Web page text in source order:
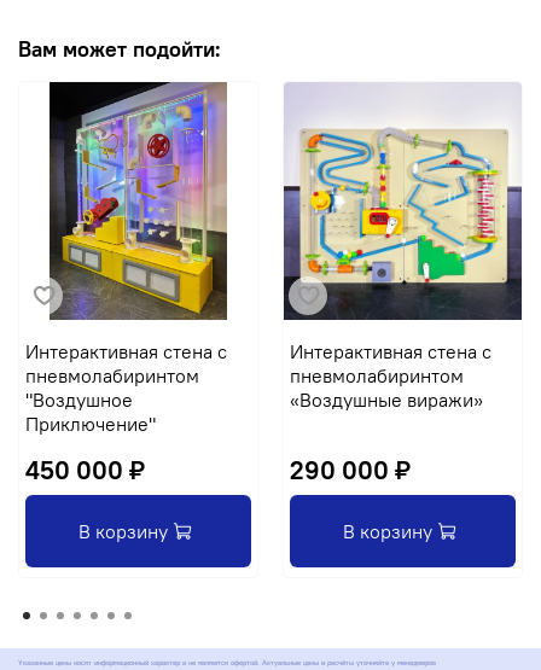
Вам может подойти:
Интерактивная стена с
пневмолабиринтом
"Воздушное
Приключение"
450 000 ₽
В корзину
Интерактивная стена с
пневмолабиринтом
«Воздушные виражи»
290 000 ₽
В корзину
Указанные цены носят информационный характер и не являются офертой. Актуальные цены и расчёты уточняйте у менеджеров